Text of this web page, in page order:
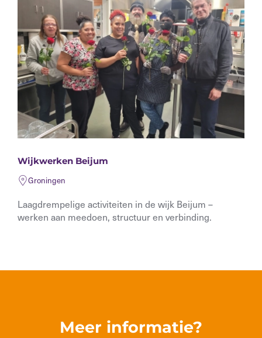
Wijkwerken Beijum
Groningen
Laagdrempelige activiteiten in de wijk Beijum –
werken aan meedoen, structuur en verbinding.
Meer informatie?